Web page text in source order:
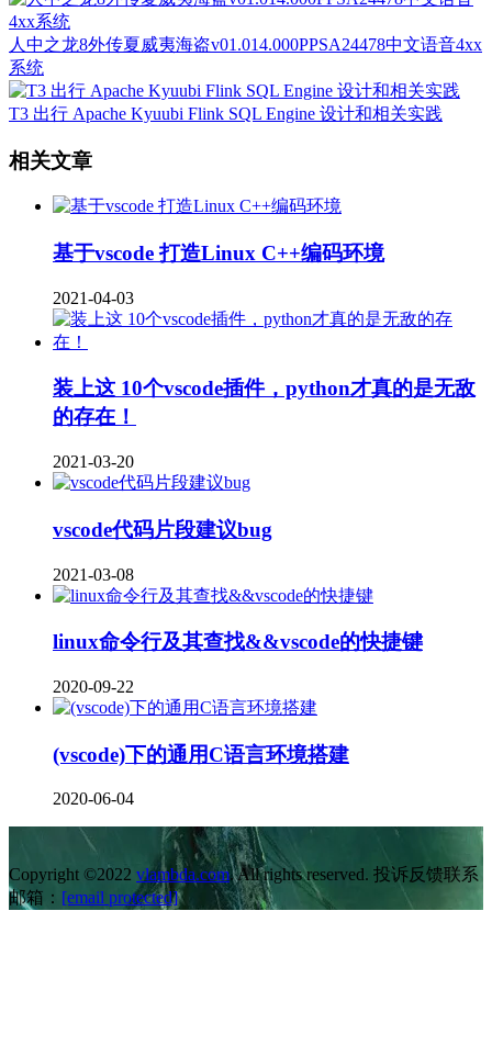
人中之龙8外传夏威夷海盗v01.014.000PPSA24478中文语音4xx
系统
T3 出行 Apache Kyuubi Flink SQL Engine 设计和相关实践
相关文章
基于vscode 打造Linux C++编码环境
2021-04-03
装上这 10个vscode插件，python才真的是无敌
的存在！
2021-03-20
vscode代码片段建议bug
2021-03-08
linux命令行及其查找&&vscode的快捷键
2020-09-22
(vscode)下的通用C语言环境搭建
2020-06-04
Copyright ©2022 vlambda.com. All rights reserved. 投诉反馈联系
邮箱： [email protected]